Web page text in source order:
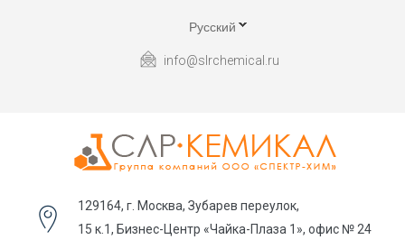
Русский
info@slrchemical.ru
129164, г. Москва, Зубарев переулок,
15 к.1, Бизнес-Центр «Чайка-Плаза 1», офис № 24